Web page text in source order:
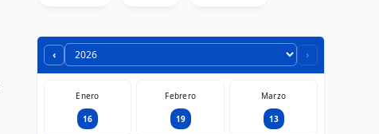
‹ ›
Enero
16
Febrero
19
Marzo
13